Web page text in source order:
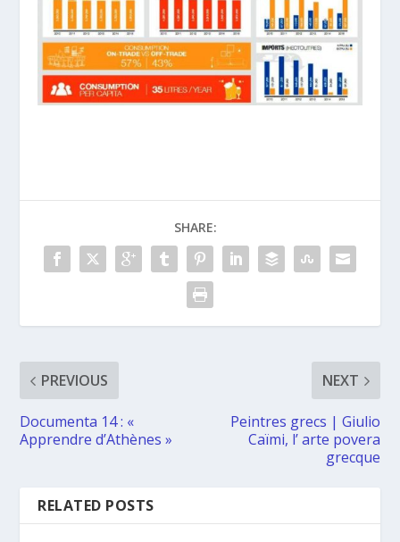
SHARE:
PREVIOUS
Documenta 14 : «
Apprendre d’Athènes »
NEXT
Peintres grecs | Giulio
Caïmi, l’ arte povera
grecque
RELATED POSTS